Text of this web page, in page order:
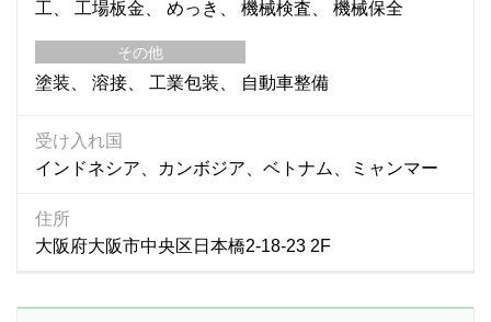
工
工場板金 めっき 機械検査 機械保全
その他
塗装 溶接 工業包装 自動車整備
受け入れ国
インドネシア、カンボジア、ベトナム、ミャンマー
住所
大阪府大阪市中央区日本橋2-18-23 2F